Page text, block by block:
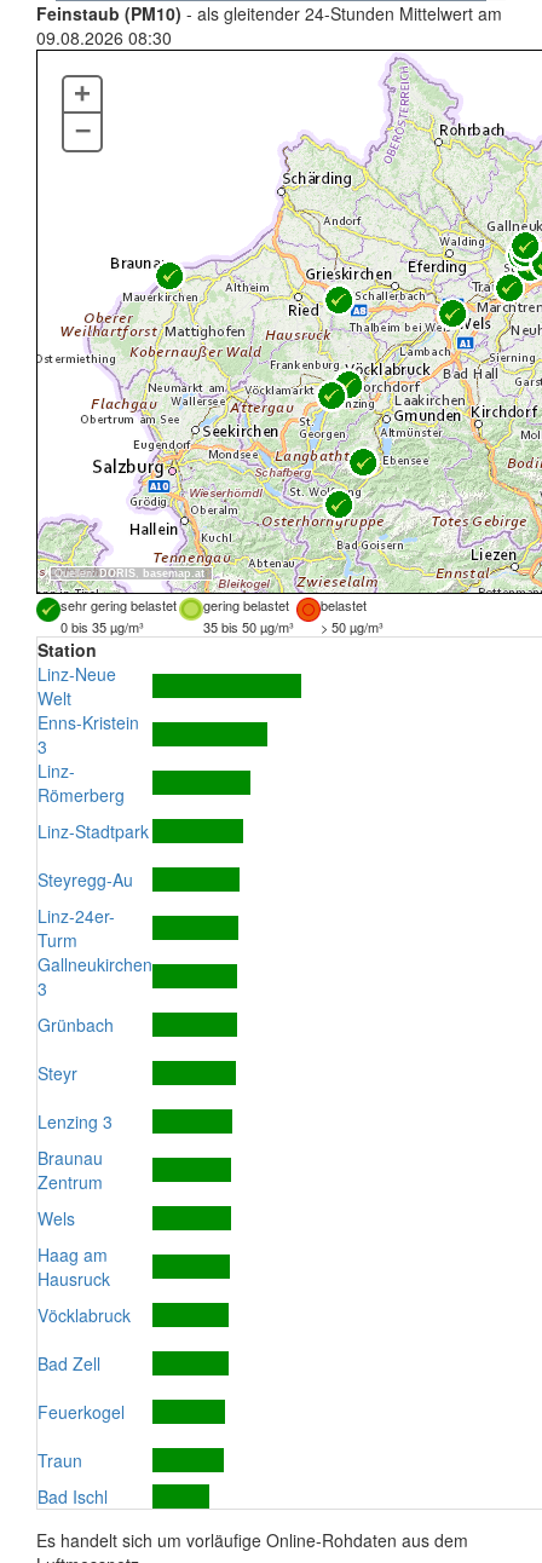
Feinstaub (PM10) - als gleitender 24-Stunden Mittelwert am
09.08.2026 08:30
Quellen:DORIS, basemap.at
+
–
sehr gering belastet gering belastet
belastet
0 bis 35 µg/m³
35 bis 50 µg/m³ > 50 µg/m³
Station
Linz-Neue
Welt
Enns-Kristein
3
Linz-
Römerberg
Linz-Stadtpark
Steyregg-Au
Linz-24er-
Turm
Gallneukirchen
3
Grünbach
Steyr
Lenzing 3
Braunau
Zentrum
Wels
Haag am
Hausruck
Vöcklabruck
Bad Zell
Feuerkogel
Traun
Bad Ischl
Es handelt sich um vorläufige Online-Rohdaten aus dem